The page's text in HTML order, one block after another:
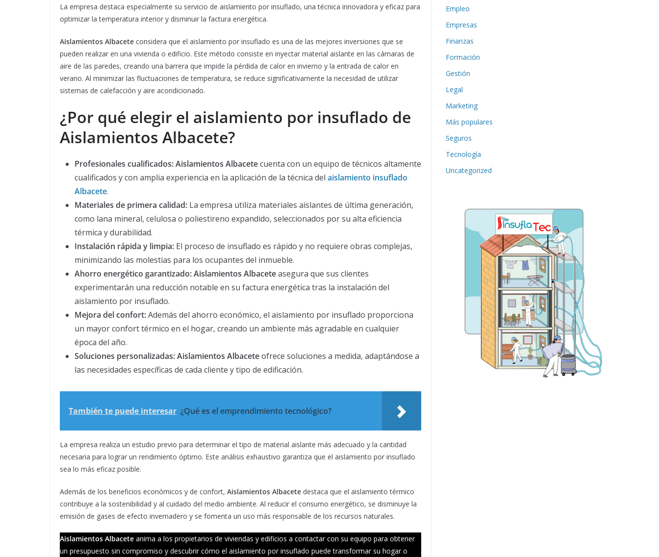
La empresa destaca especialmente su servicio de aislamiento por insuflado, una técnica innovadora y eficaz para
optimizar la temperatura interior y disminuir la factura energética.
Aislamientos Albacete considera que el aislamiento por insuflado es una de las mejores inversiones que se
pueden realizar en una vivienda o edificio. Este método consiste en inyectar material aislante en las cámaras de
aire de las paredes, creando una barrera que impide la pérdida de calor en invierno y la entrada de calor en
verano. Al minimizar las fluctuaciones de temperatura, se reduce significativamente la necesidad de utilizar
sistemas de calefacción y aire acondicionado.
¿Por qué elegir el aislamiento por insuflado de
Aislamientos Albacete?
Profesionales cualificados:Aislamientos Albacetecuenta con un equipo de técnicos altamente
cualificados y con amplia experiencia en la aplicación de la técnica del aislamiento insuflado
Albacete.
Materiales de primera calidad: La empresa utiliza materiales aislantes de última generación,
como lana mineral, celulosa o poliestireno expandido, seleccionados por su alta eficiencia
térmica y durabilidad.
Instalación rápida y limpia: El proceso de insuflado es rápido y no requiere obras complejas,
minimizando las molestias para los ocupantes del inmueble.
Ahorro energético garantizado:Aislamientos Albaceteasegura que sus clientes
experimentarán una reducción notable en su factura energética tras la instalación del
aislamiento por insuflado.
Mejora del confort:Además del ahorro económico, el aislamiento por insuflado proporciona
un mayor confort térmico en el hogar, creando un ambiente más agradable en cualquier
época del año.
Soluciones personalizadas:Aislamientos Albaceteofrece soluciones a medida, adaptándose a
las necesidades específicas de cada cliente y tipo de edificación.
También te puede interesar ¿Qué es el emprendimiento tecnológico?
La empresa realiza un estudio previo para determinar el tipo de material aislante más adecuado y la cantidad
necesaria para lograr un rendimiento óptimo. Este análisis exhaustivo garantiza que el aislamiento por insuflado
sea lo más eficaz posible.
Además de los beneficios económicos y de confort, Aislamientos Albacete destaca que el aislamiento térmico
contribuye a la sostenibilidad y al cuidado del medio ambiente. Al reducir el consumo energético, se disminuye la
emisión de gases de efecto invernadero y se fomenta un uso más responsable de los recursos naturales.
Aislamientos Albacete anima a los propietarios de viviendas y edificios a contactar con su equipo para obtener
un presupuesto sin compromiso y descubrir cómo el aislamiento por insuflado puede transformar su hogar o
Empleo
Empresas
Finanzas
Formación
Gestión
Legal
Marketing
Más populares
Seguros
Tecnología
Uncategorized